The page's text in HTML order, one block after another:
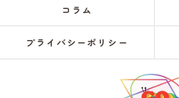
コラム
プライバシーポリシー